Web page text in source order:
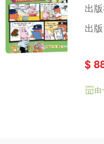
出
出
$
由